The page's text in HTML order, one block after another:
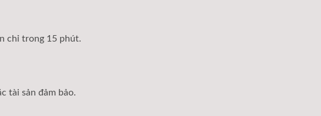
chỉ trong 15 phút.
tài sản đảm bảo.